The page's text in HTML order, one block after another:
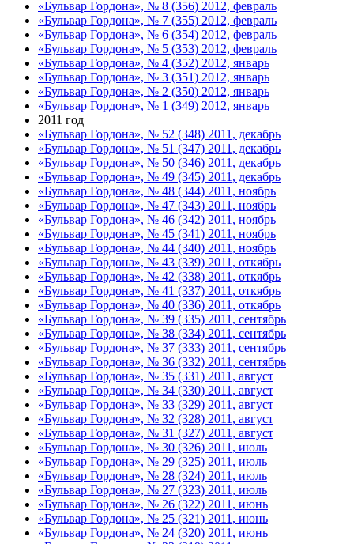
«Бульвар Гордона», № 8 (356) 2012, февраль
«Бульвар Гордона», № 7 (355) 2012, февраль
«Бульвар Гордона», № 6 (354) 2012, февраль
«Бульвар Гордона», № 5 (353) 2012, февраль
«Бульвар Гордона», № 4 (352) 2012, январь
«Бульвар Гордона», № 3 (351) 2012, январь
«Бульвар Гордона», № 2 (350) 2012, январь
«Бульвар Гордона», № 1 (349) 2012, январь
2011 год
«Бульвар Гордона», № 52 (348) 2011, декабрь
«Бульвар Гордона», № 51 (347) 2011, декабрь
«Бульвар Гордона», № 50 (346) 2011, декабрь
«Бульвар Гордона», № 49 (345) 2011, декабрь
«Бульвар Гордона», № 48 (344) 2011, ноябрь
«Бульвар Гордона», № 47 (343) 2011, ноябрь
«Бульвар Гордона», № 46 (342) 2011, ноябрь
«Бульвар Гордона», № 45 (341) 2011, ноябрь
«Бульвар Гордона», № 44 (340) 2011, ноябрь
«Бульвар Гордона», № 43 (339) 2011, откябрь
«Бульвар Гордона», № 42 (338) 2011, откябрь
«Бульвар Гордона», № 41 (337) 2011, откябрь
«Бульвар Гордона», № 40 (336) 2011, откябрь
«Бульвар Гордона», № 39 (335) 2011, сентябрь
«Бульвар Гордона», № 38 (334) 2011, сентябрь
«Бульвар Гордона», № 37 (333) 2011, сентябрь
«Бульвар Гордона», № 36 (332) 2011, сентябрь
«Бульвар Гордона», № 35 (331) 2011, август
«Бульвар Гордона», № 34 (330) 2011, август
«Бульвар Гордона», № 33 (329) 2011, август
«Бульвар Гордона», № 32 (328) 2011, август
«Бульвар Гордона», № 31 (327) 2011, август
«Бульвар Гордона», № 30 (326) 2011, июль
«Бульвар Гордона», № 29 (325) 2011, июль
«Бульвар Гордона», № 28 (324) 2011, июль
«Бульвар Гордона», № 27 (323) 2011, июль
«Бульвар Гордона», № 26 (322) 2011, июнь
«Бульвар Гордона», № 25 (321) 2011, июнь
«Бульвар Гордона», № 24 (320) 2011, июнь